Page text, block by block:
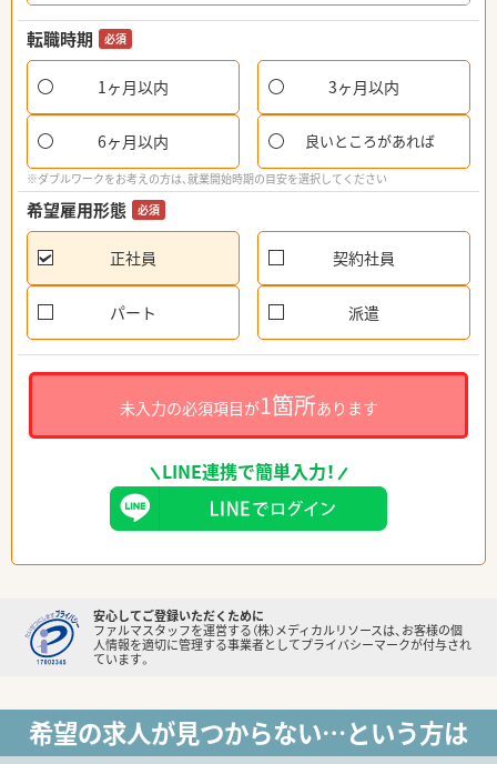
転職時期 必須
1ヶ月以内 3ヶ月以内
6ヶ月以内 良いところがあれば
※ダブルワークをお考えの方は、就業開始時期の目安を選択してください
希望雇用形態 必須
正社員 契約社員
パート 派遣
未入力の必須項目が1箇所あります
LINE連携で簡単入力！
安心してご登録いただくために
ファルマスタッフを運営する（株）メディカルリソースは、お客様の個
人情報を適切に管理する事業者としてプライバシーマークが付与され
ています。
希望の求人が見つからない…という方は